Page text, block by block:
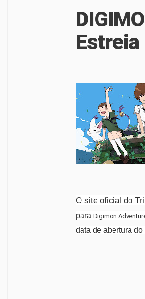
Estreia
O site oficial do
para Digimon
data de abertura